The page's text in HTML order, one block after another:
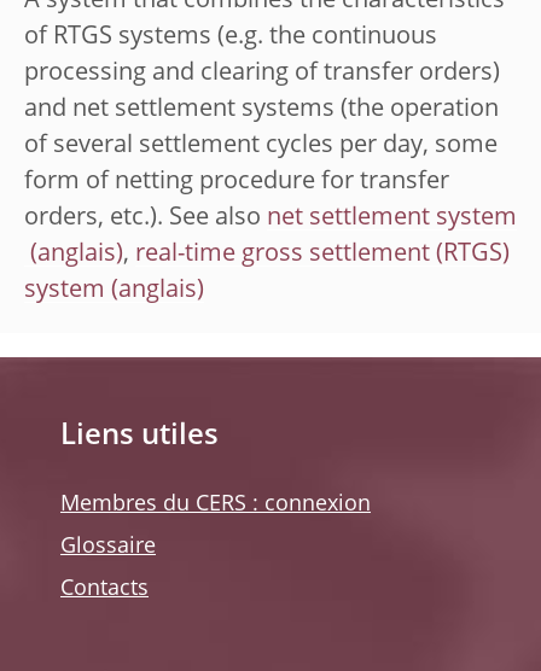
of RTGS systems (e.g. the continuous
processing and clearing of transfer orders)
and net settlement systems (the operation
of several settlement cycles per day, some
form of netting procedure for transfer
orders, etc.). See also net settlement system
, real-time gross settlement (RTGS)
system
Liens utiles
Membres du CERS : connexion
Glossaire
Contacts